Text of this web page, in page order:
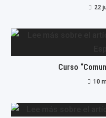
22
Curso
10